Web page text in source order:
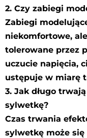
2. Czy zabiegi
Zabiegi
niekomfortowe,
tolerowane przez
uczucie napięcia,
ustępuje w miarę
3. Jak długo
sylwetkę?
Czas trwania
sylwetkę może